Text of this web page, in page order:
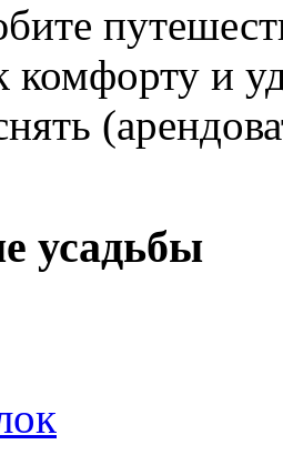
комфорту и
усадьбы